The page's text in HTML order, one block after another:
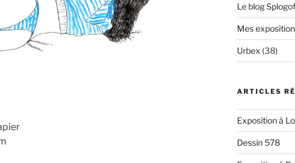
Le blog
Mes
Urbex (38)
ARTICLES
Exposition à
Dessin 578